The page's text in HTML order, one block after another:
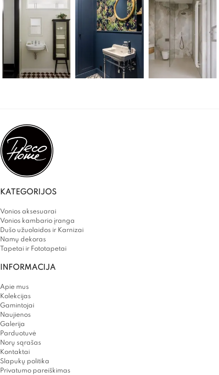
KATEGORIJOS
Vonios aksesuarai
Vonios kambario įranga
Dušo užuolaidos ir Karnizai
Namų dekoras
Tapetai ir Fototapetai
INFORMACIJA
Apie mus
Kolekcijas
Gamintojai
Naujienos
Galerija
Parduotuvė
Norų sąrašas
Kontaktai
Slapukų politika
Privatumo pareiškimas